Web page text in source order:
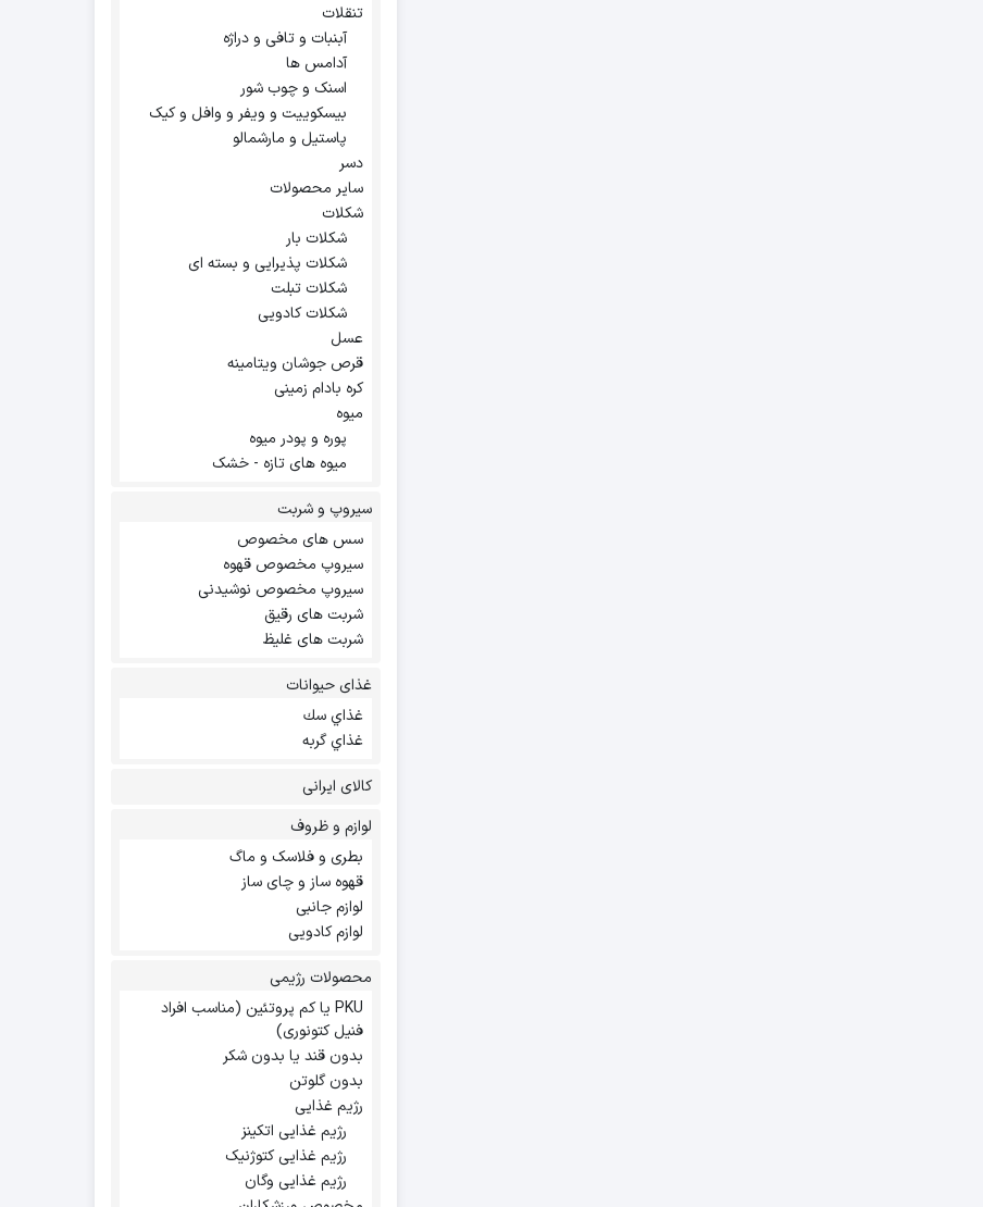
تنقلات
آبنبات و تافی و دراژه
آدامس ها
اسنک و چوب شور
بیسکوییت و ویفر و وافل و کیک
پاستیل و مارشمالو
دسر
سایر محصولات
شکلات
شکلات بار
شکلات پذیرایی و بسته ای
شکلات تبلت
شکلات کادویی
عسل
قرص جوشان ویتامینه
کره بادام زمینی
میوه
پوره و پودر میوه
میوه های تازه - خشک
سیروپ و شربت
سس های مخصوص
سیروپ مخصوص قهوه
سیروپ مخصوص نوشیدنی
شربت های رقیق
شربت های غلیظ
غذای حیوانات
غذاي سك
غذاي گربه
کالای ایرانی
لوازم و ظروف
بطری و فلاسک و ماگ
قهوه ساز و چای ساز
لوازم جانبی
لوازم کادویی
محصولات رژیمی
PKU یا کم پروتئین (مناسب افراد
فنیل کتونوری)
بدون قند یا بدون شکر
بدون گلوتن
رژیم غذایی
رژیم غذایی اتکینز
رژیم غذایی کتوژنیک
رژیم غذایی وگان